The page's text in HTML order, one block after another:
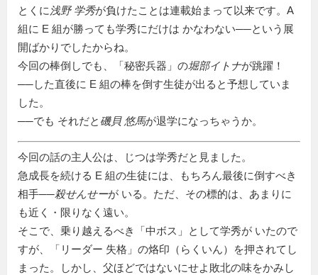
とくに 浅野 学秀が負けたことは連載始まって以来です。A
組に E 組が勝っても学秀にだけは かなわない──という展
開ばかりでしたからね。
今回の棒倒しでも、
秘密兵器 の堀部イトナが跳躍！
──した直後に E 組の棒を倒す生徒が出ると予想していま
した。
──でも それだと 磯貝 悠馬が退学になっちゃうか。
今回の話の主人公は、じつは学秀だと見ました。
急成長を続ける E 組の生徒には、もちろん最後に倒すべき
相手──殺せんせーが いる。ただ、その標的は、あまりに
も近く・限りなく遠い。
そこで、乗り越えるべき「中ボス」として学秀が いたので
すが、
リーダー 失格
の烙印（らくいん）を押されてし
まった。しかし、父ほどではないにせよ敗北の味をかみし